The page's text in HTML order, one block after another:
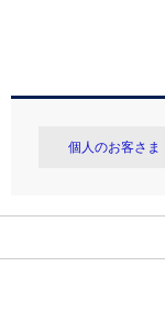
個人のお客さま